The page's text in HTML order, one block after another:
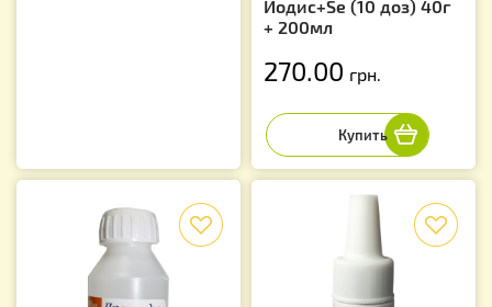
Йодис+Se (10 доз) 40г
+ 200мл
270.00 грн.